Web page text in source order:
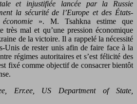
et injustifiée lancée par la Russie
la sécurité de l’Europe et des États-
». M. Tsahkna estime que
très mal et qu’une pression économique
de la victoire. Il a rappelé la nécessité
Unis de rester unis afin de faire face à la
régimes autoritaires et s’est félicité des
fixé comme objectif de consacrer bientôt
Err.ee, US Department of State,